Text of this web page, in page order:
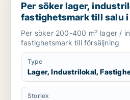
Per söker lager,
fastighetsmark till salu i
Vallentuna eller
Per söker 200-400 m² lager /
fastighetsmark till försäljning
Type
Lager, Industrilokal,
Storlek